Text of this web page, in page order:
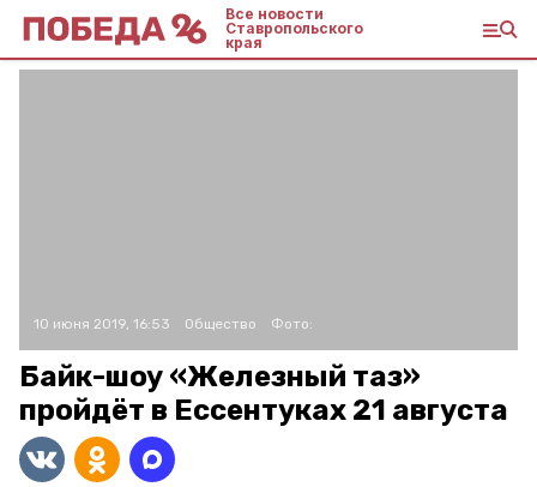
Все новости
Ставропольского
края
10 июня 2019, 16:53 Общество Фото:
Байк-шоу «Железный таз»
пройдёт в Ессентуках 21 августа